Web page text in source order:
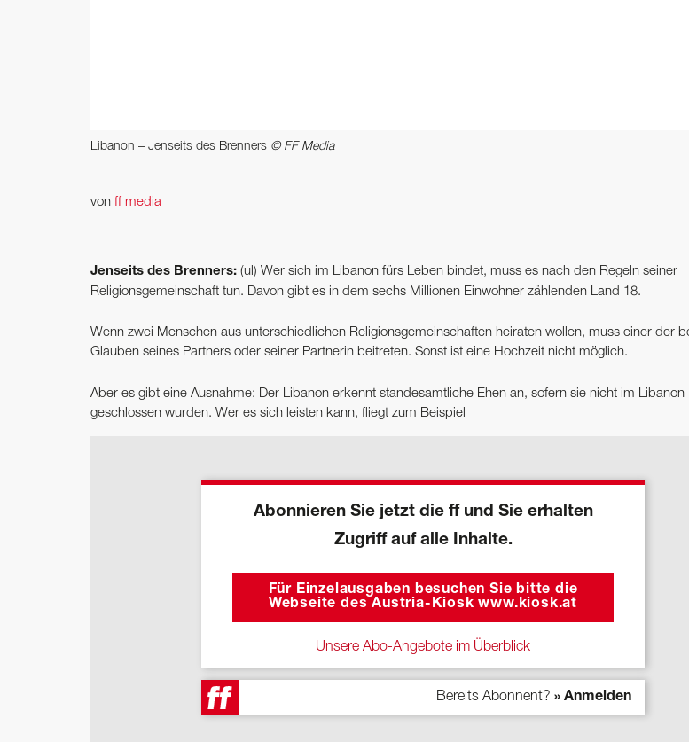
Libanon – Jenseits des Brenners © FF Media
von ff media
Jenseits des Brenners: (ul) Wer sich im Libanon fürs Leben bindet, muss es nach den Regeln seiner
Religionsgemeinschaft tun. Davon gibt es in dem sechs Millionen Einwohner zählenden Land 18.
Wenn zwei Menschen aus unterschiedlichen Religionsgemeinschaften heiraten wollen, muss einer der
Glauben seines Partners oder seiner Partnerin beitreten. Sonst ist eine Hochzeit nicht möglich.
Aber es gibt eine Ausnahme: Der Libanon erkennt standesamtliche Ehen an, sofern sie nicht im Libanon
geschlossen wurden. Wer es sich leisten kann, fliegt zum Beispiel
Abonnieren Sie jetzt die ff und Sie erhalten
Zugriff auf alle Inhalte.
Für Einzelausgaben besuchen Sie bitte die
Webseite des Austria-Kiosk www.kiosk.at
Unsere Abo-Angebote im Überblick
Bereits Abonnent? » Anmelden